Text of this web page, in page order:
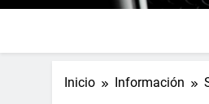
Inicio Información